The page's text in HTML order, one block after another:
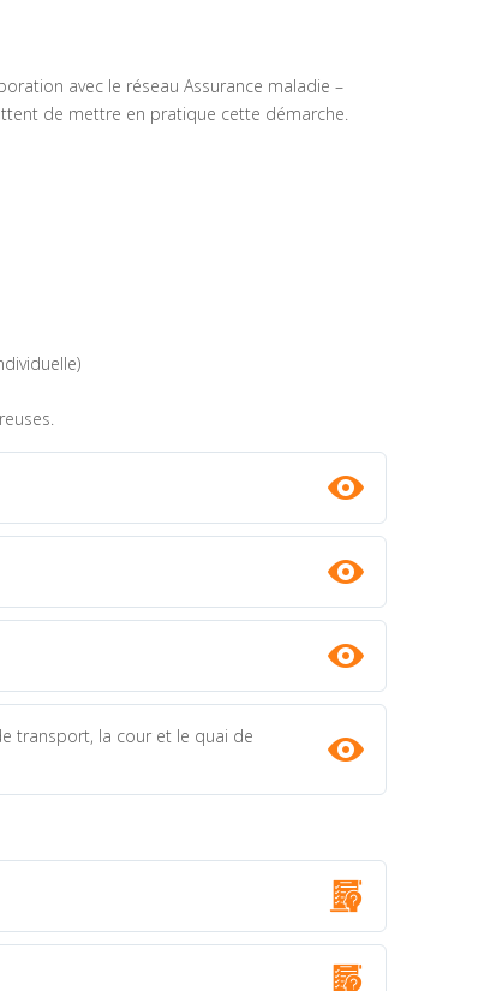
avec le réseau Assurance maladie –
de mettre en pratique cette démarche.
transport, la cour et le quai de